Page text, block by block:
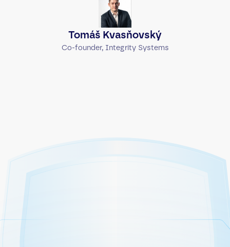
Tomáš Kvasňovský
Co-founder, Integrity Systems